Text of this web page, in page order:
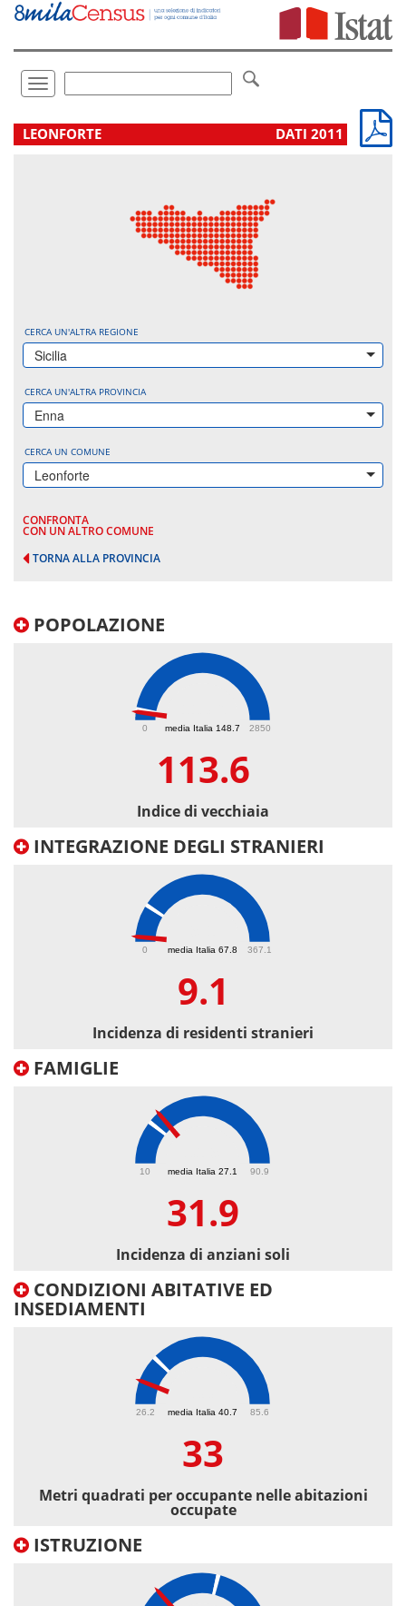
Vai
direttamente
Toggle
navigation
LEONFORTE DATI 2011
CERCA UN'ALTRA REGIONE
Sicilia
CERCA UN'ALTRA PROVINCIA
Enna
CERCA UN COMUNE
Leonforte
CONFRONTA
CON UN ALTRO COMUNE
TORNA ALLA PROVINCIA
POPOLAZIONE
media Italia 148.7
0 2850
113.6
Indice di vecchiaia
INTEGRAZIONE DEGLI STRANIERI
media Italia 67.8
0 367.1
9.1
Incidenza di residenti stranieri
FAMIGLIE
media Italia 27.1
10 90.9
31.9
Incidenza di anziani soli
CONDIZIONI ABITATIVE ED
INSEDIAMENTI
media Italia 40.7
26.2 85.6
33
Metri quadrati per occupante nelle abitazioni
occupate
ISTRUZIONE